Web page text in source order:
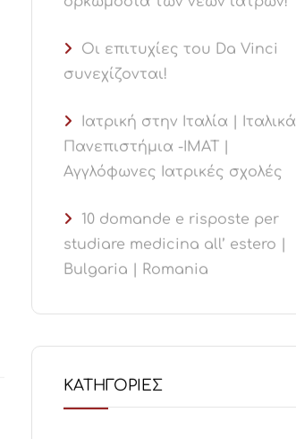
Οι επιτυχίες του Da Vinci
συνεχίζονται!
Ιατρική στην Ιταλία | Ιταλικά
Πανεπιστήμια -ΙΜΑΤ |
Αγγλόφωνες Ιατρικές σχολές
10 domande e risposte per
studiare medicina all’ estero |
Bulgaria | Romania
KΑΤΗΓΟΡΊΕΣ